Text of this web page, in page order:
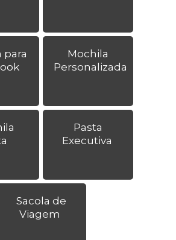
para
Mochila
Personalizada
Pasta
Executiva
Sacola de
Viagem